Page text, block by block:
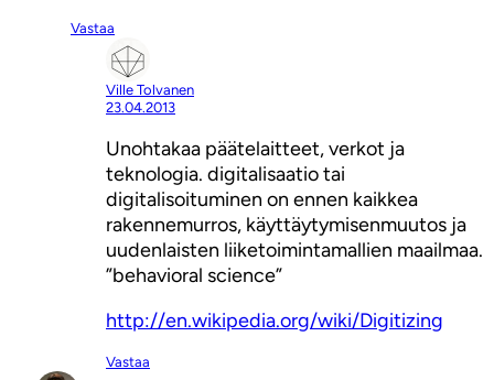
Vastaa
Ville Tolvanen
23.04.2013
Unohtakaa päätelaitteet, verkot ja
teknologia. digitalisaatio tai
digitalisoituminen on ennen kaikkea
rakennemurros, käyttäytymisenmuutos ja
uudenlaisten liiketoimintamallien maailmaa.
”behavioral science”
http://en.wikipedia.org/wiki/Digitizing
Vastaa